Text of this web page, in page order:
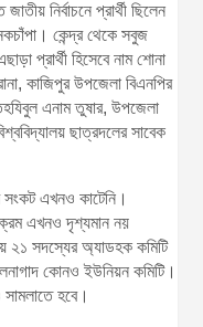
নির্বাচনে প্রার্থী ছিলেন
কেন্দ্র থেকে সবুজ
প্রার্থী হিসেবে নাম শোনা
কাজিপুর উপজেলা বিএনপির
এনাম তুষার, উপজেলা
ছাত্রদলের সাবেক
সংকট এখনও কাটেনি।
এখনও দৃশ্যমান নয়
২১ সদস্যের অ্যাডহক কমিটি
কোনও ইউনিয়ন কমিটি।
সামলাতে হবে।